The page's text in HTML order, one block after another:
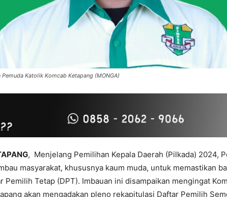
Katolik Komcab Ketapang (MONGA)
, Menjelang Pemilihan Kepala Daerah (Pilkada) 2024,
masyarakat, khususnya kaum muda, untuk memastikan
Pemilih Tetap (DPT). Imbauan ini disampaikan mengingat
akan mengadakan pleno rekapitulasi Daftar Pemilih